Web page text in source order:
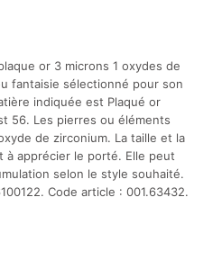
or 3 microns 1 oxydes de
fantaisie sélectionné pour son
indiquée est Plaqué or
56. Les pierres ou éléments
de zirconium. La taille et la
à apprécier le porté. Elle peut
selon le style souhaité.
Code article : 001.63432.